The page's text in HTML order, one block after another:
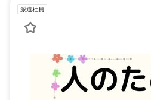
派遣社員